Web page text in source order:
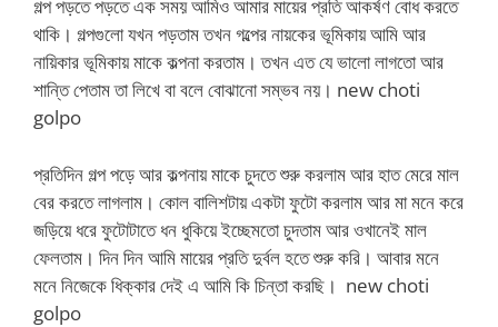
গল্প পড়তে পড়তে এক সময় আমিও আমার মায়ের প্রতি আকর্ষণ বোধ করতে
থাকি। গল্পগুলো যখন পড়তাম তখন গল্পের নায়কের ভূমিকায় আমি আর
নায়িকার ভূমিকায় মাকে কল্পনা করতাম। তখন এত যে ভালো লাগতো আর
শান্তি পেতাম তা লিখে বা বলে বোঝানো সম্ভব নয়। new choti
golpo
প্রতিদিন গল্প পড়ে আর কল্পনায় মাকে চুদতে শুরু করলাম আর হাত মেরে মাল
বের করতে লাগলাম। কোল বালিশটায় একটা ফুটো করলাম আর মা মনে করে
জড়িয়ে ধরে ফুটোটাতে ধন ধুকিয়ে ইচ্ছেমতো চুদতাম আর ওখানেই মাল
ফেলতাম। দিন দিন আমি মায়ের প্রতি দুর্বল হতে শুরু করি। আবার মনে
মনে নিজেকে ধিক্কার দেই এ আমি কি চিন্তা করছি। new choti
golpo